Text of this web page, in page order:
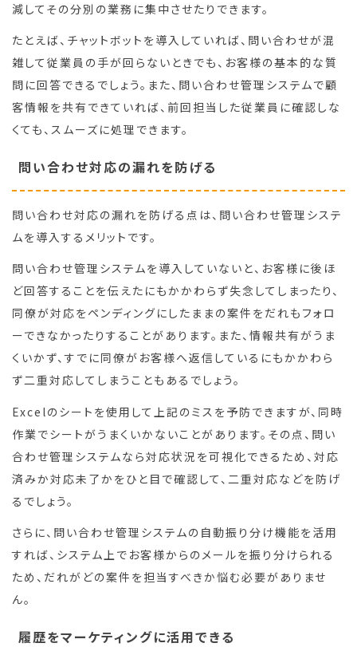
減してその分別の業務に集中させたりできます。
たとえば、チャットボットを導入していれば、問い合わせが混
雑して従業員の手が回らないときでも、お客様の基本的な質
問に回答できるでしょう。また、問い合わせ管理システムで顧
客情報を共有できていれば、前回担当した従業員に確認しな
くても、スムーズに処理できます。
問い合わせ対応の漏れを防げる
問い合わせ対応の漏れを防げる点は、問い合わせ管理システ
ムを導入するメリットです。
問い合わせ管理システムを導入していないと、お客様に後ほ
ど回答することを伝えたにもかかわらず失念してしまったり、
同僚が対応をペンディングにしたままの案件をだれもフォロ
ーできなかったりすることがあります。また、情報共有がうま
くいかず、すでに同僚がお客様へ返信しているにもかかわら
ず二重対応してしまうこともあるでしょう。
Excelのシートを使用して上記のミスを予防できますが、同時
作業でシートがうまくいかないことがあります。その点、問い
合わせ管理システムなら対応状況を可視化できるため、対応
済みか対応未了かをひと目で確認して、二重対応などを防げ
るでしょう。
さらに、問い合わせ管理システムの自動振り分け機能を活用
すれば、システム上でお客様からのメールを振り分けられる
ため、だれがどの案件を担当すべきか悩む必要がありませ
ん。
履歴をマーケティングに活用できる